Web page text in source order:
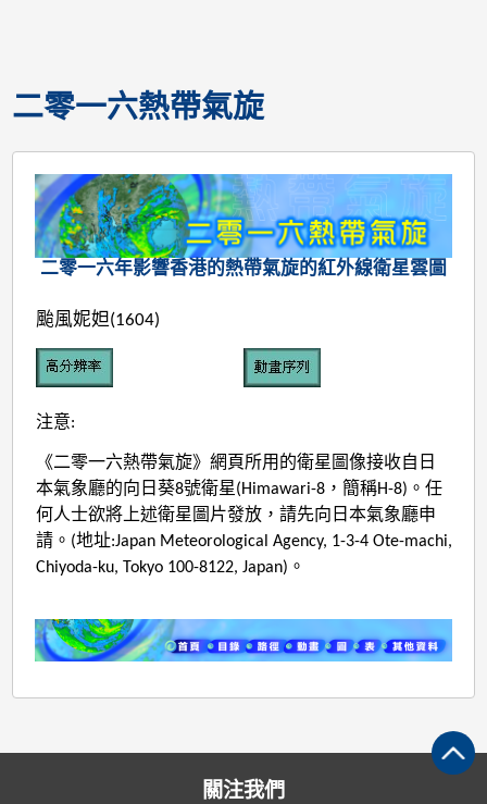
二零一六熱帶氣旋
二零一六年影響香港的熱帶氣旋的紅外線衛星雲圖
颱風妮妲(1604)
注意:
《二零一六熱帶氣旋》網頁所用的衛星圖像接收自日
本氣象廳的向日葵8號衛星(Himawari-8，簡稱H-8)。任
何人士欲將上述衛星圖片發放，請先向日本氣象廳申
請。(地址:Japan Meteorological Agency, 1-3-4 Ote-machi,
Chiyoda-ku, Tokyo 100-8122, Japan)。
關注我們